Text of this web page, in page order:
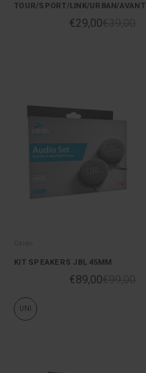
TOUR/SPORT/LINK/URBAN/AVANT
€29,00
KIT SPEAKERS JBL 45MM
€89,00
UNI